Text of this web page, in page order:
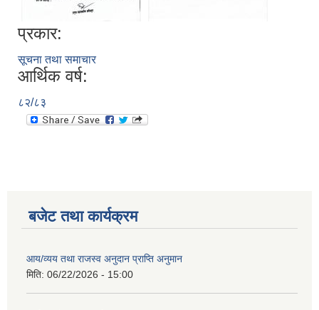
प्रकार:
सूचना तथा समाचार
आर्थिक वर्ष:
८२/८३
बजेट तथा कार्यक्रम
आय/व्यय तथा राजस्व अनुदान प्राप्ति अनुमान
मिति: 06/22/2026 - 15:00